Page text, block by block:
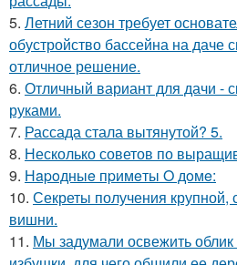
5. Летний сезон требует
обустройство бассейна на даче
отличное решение.
6. Отличный вариант для дачи -
руками.
7. Рассада стала вытянутой? 5.
8. Несколько советов по
9. Нapoдныe пpимeты O дoмe:
10. Секреты получения крупной,
вишни.
11. Мы задумали освежить